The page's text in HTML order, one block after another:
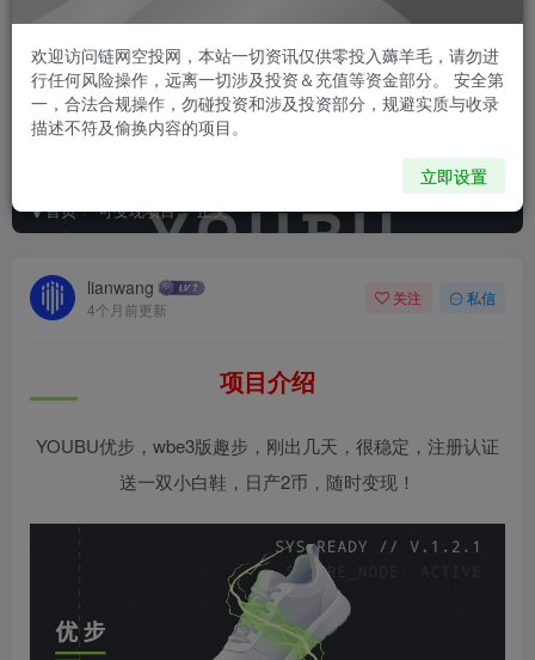
首页 可变现项目 正文
lianwang
4个月前更新
关注 私信
项目介绍
YOUBU优步，wbe3版趣步，刚出几天，很稳定，注册认证
送一双小白鞋，日产2币，随时变现！
欢迎访问链网空投网，本站一切资讯仅供零投入薅羊毛，请勿进
行任何风险操作，远离一切涉及投资＆充值等资金部分。 安全第
一，合法合规操作，勿碰投资和涉及投资部分，规避实质与收录
描述不符及偷换内容的项目。
立即设置